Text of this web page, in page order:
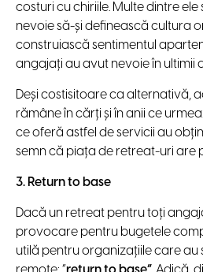
costuri cu chiriile. Multe dintre
nevoie să-și definească cultura
construiască sentimentul
angajați au avut nevoie în ultimii
Deși costisitoare ca alternativă,
rămâne în cărți și în anii ce
ce oferă astfel de servicii au
semn că piața de retreat-uri are
3. Return to base
Dacă un retreat pentru toți
provocare pentru bugetele
utilă pentru organizațiile care au